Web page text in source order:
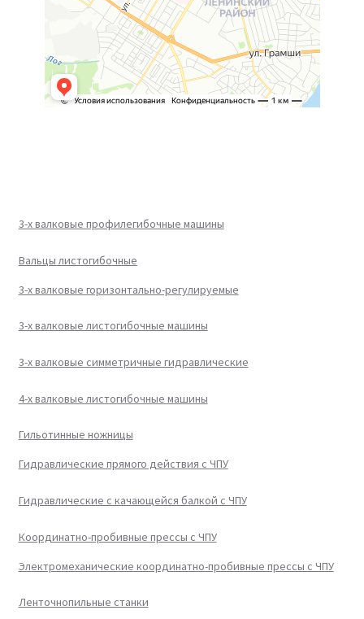
3-х валковые профилегибочные машины
Вальцы листогибочные
3-х валковые горизонтально-регулируемые
3-х валковые листогибочные машины
3-х валковые симметричные гидравлические
4-х валковые листогибочные машины
Гильотинные ножницы
Гидравлические прямого действия с ЧПУ
Гидравлические с качающейся балкой с ЧПУ
Координатно-пробивные прессы с ЧПУ
Электромеханические координатно-пробивные прессы с ЧПУ
Ленточнопильные станки